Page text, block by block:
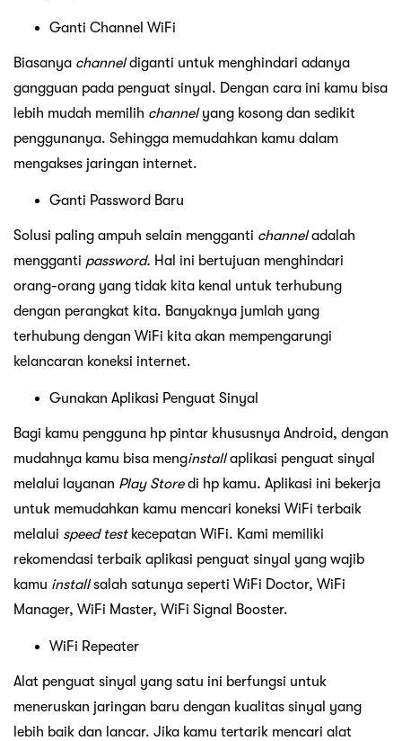
Ganti Channel WiFi
Biasanya channeldiganti untuk menghindari adanya
gangguan pada penguat sinyal. Dengan cara ini kamu bisa
lebih mudah memilih channelyang kosong dan sedikit
penggunanya. Sehingga memudahkan kamu dalam
mengakses jaringan internet.
Ganti Password Baru
Solusi paling ampuh selain mengganti channeladalah
mengganti password. Hal ini bertujuan menghindari
orang-orang yang tidak kita kenal untuk terhubung
dengan perangkat kita. Banyaknya jumlah yang
terhubung dengan WiFi kita akan mempengarungi
kelancaran koneksi internet.
Gunakan Aplikasi Penguat Sinyal
Bagi kamu pengguna hp pintar khususnya Android, dengan
mudahnya kamu bisa menginstallaplikasi penguat sinyal
melalui layanan Play Storedi hp kamu. Aplikasi ini bekerja
untuk memudahkan kamu mencari koneksi WiFi terbaik
melalui speed testkecepatan WiFi. Kami memiliki
rekomendasi terbaik aplikasi penguat sinyal yang wajib
kamu installsalah satunya seperti WiFi Doctor, WiFi
Manager, WiFi Master, WiFi Signal Booster.
WiFi Repeater
Alat penguat sinyal yang satu ini berfungsi untuk
meneruskan jaringan baru dengan kualitas sinyal yang
lebih baik dan lancar. Jika kamu tertarik mencari alat